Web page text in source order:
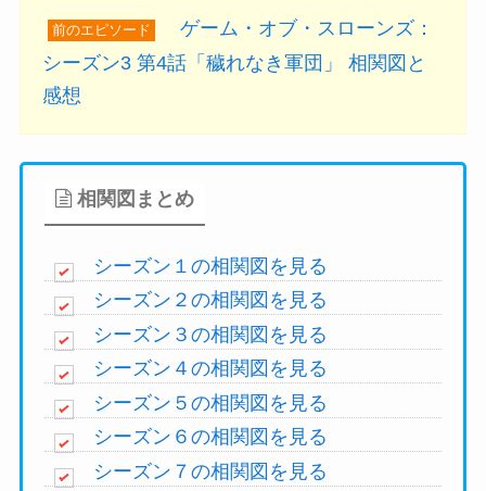
前のエピソード
ゲーム・オブ・スローンズ：
シーズン3 第4話「穢れなき軍団」 相関図と
感想
相関図まとめ
シーズン１の相関図を見る
シーズン２の相関図を見る
シーズン３の相関図を見る
シーズン４の相関図を見る
シーズン５の相関図を見る
シーズン６の相関図を見る
シーズン７の相関図を見る